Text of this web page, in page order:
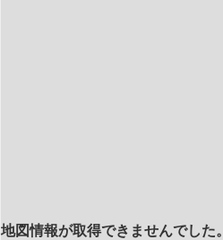
地図情報が取得できませんでした。